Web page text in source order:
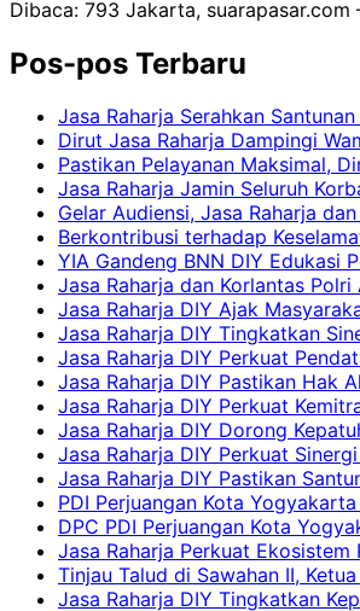
Dibaca: 793 Jakarta,
Pos-pos Terbaru
Jasa Raharja Serahkan
Dirut Jasa Raharja Dampingi
Pastikan Pelayanan Maksimal,
Jasa Raharja Jamin Seluruh
Gelar Audiensi, Jasa Raharja
Berkontribusi terhadap
YIA Gandeng BNN DIY Edukasi
Jasa Raharja dan Korlantas
Jasa Raharja DIY Ajak
Jasa Raharja DIY Tingkatkan
Jasa Raharja DIY Perkuat
Jasa Raharja DIY Pastikan Hak
Jasa Raharja DIY Perkuat
Jasa Raharja DIY Dorong
Jasa Raharja DIY Perkuat
Jasa Raharja DIY Pastikan
PDI Perjuangan Kota
DPC PDI Perjuangan Kota
Jasa Raharja Perkuat
Tinjau Talud di Sawahan II,
Jasa Raharja DIY Tingkatkan